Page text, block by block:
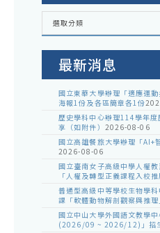
各
室
選取分類
最新消息
國立東華大學辦理「適應運
海報1份及各區簡章各1份
歷史學科中心辦理114學年
享（如附件） 2026-08-06
國立高雄餐旅大學辦理「AI+
2026-08-06
國立臺南女子高級中學人權
「人權及轉型正義課程入校
普通型高級中等學校生物學
課「軟體動物解剖觀察與推
國立中山大學外國語文教學
(2026/09 ~ 2026/12)」招